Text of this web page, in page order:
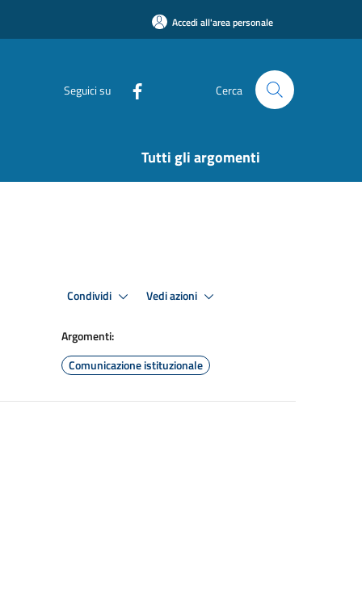
Accedi all'area personale
Seguici su Cerca
Tutti gli argomenti
Condividi Vedi azioni
Argomenti:
Comunicazione istituzionale